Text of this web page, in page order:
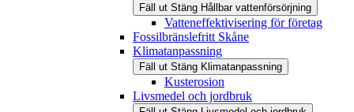
Fäll ut Stäng Hållbar vattenförsörjning
Vatteneffektivisering för företag
Fossilbränslefritt Skåne
Klimatanpassning
Fäll ut Stäng Klimatanpassning
Kusterosion
Livsmedel och jordbruk